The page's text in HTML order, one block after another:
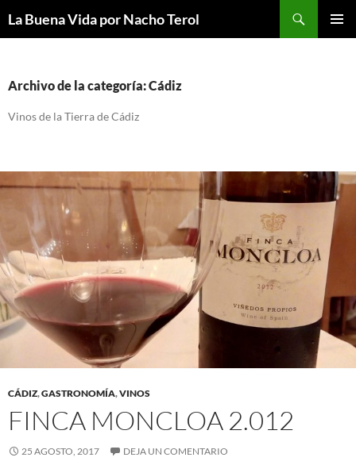
La Buena Vida por Nacho Terol
Archivo de la categoría: Cádiz
Vinos de la Tierra de Cádiz
CÁDIZ,GASTRONOMÍA,VINOS
FINCA MONCLOA 2.012
25 AGOSTO, 2017 DEJA UN COMENTARIO